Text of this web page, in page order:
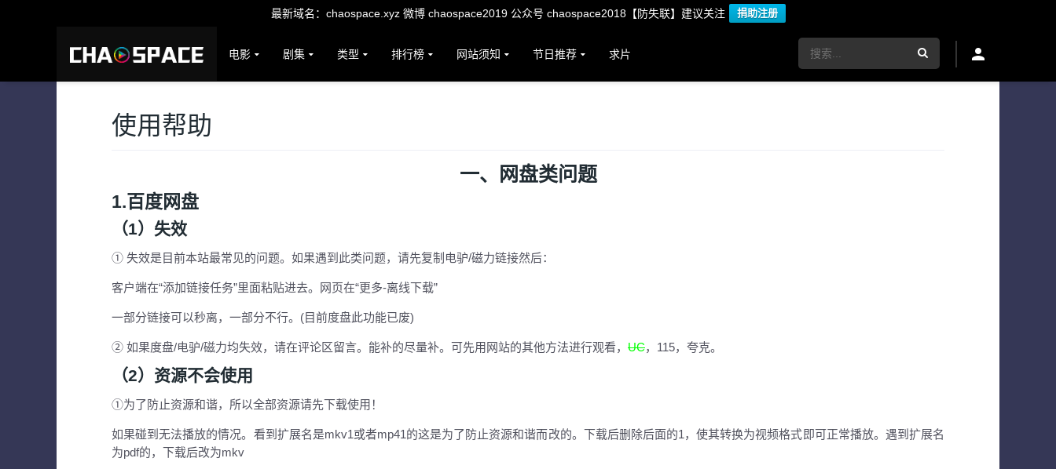
最新域名：chaospace.xyz 微博 chaospace2019 公众号 chaospace2018【防失联】建议关注 捐助注册
电影 剧集 类型 排行榜 网站须知 节日推荐 求片
使用帮助
一、网盘类问题
1.百度网盘
（1）失效
① 失效是目前本站最常见的问题。如果遇到此类问题，请先复制电驴/磁力链接然后：
客户端在“添加链接任务”里面粘贴进去。网页在“更多-离线下载”
一部分链接可以秒离，一部分不行。(目前度盘此功能已废)
② 如果度盘/电驴/磁力均失效，请在评论区留言。能补的尽量补。可先用网站的其他方法进行观看， UC，115，夸克。
（2）资源不会使用
①为了防止资源和谐，所以全部资源请先下载使用！
如果碰到无法播放的情况。看到扩展名是mkv1或者mp41的这是为了防止资源和谐而改的。下载后删除后面的1，使其转换为视频格式即可正常播放。遇到扩展名
为pdf的，下载后改为mkv